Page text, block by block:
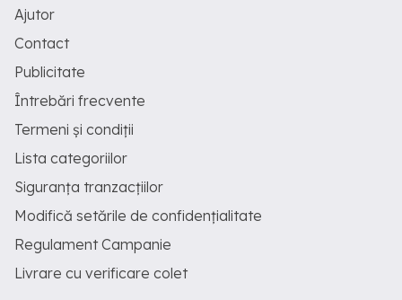
Ajutor
Contact
Publicitate
Întrebări frecvente
Termeni și condiții
Lista categoriilor
Siguranța tranzacțiilor
Modifică setările de confidențialitate
Regulament Campanie
Livrare cu verificare colet